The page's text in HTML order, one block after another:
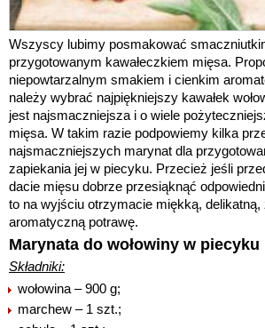
Wszyscy lubimy posmakować
przygotowanym kawałeczkiem mięsa.
niepowtarzalnym smakiem i cienkim
należy wybrać najpiękniejszy kawałek
jest najsmaczniejsza i o wiele
mięsa. W takim razie podpowiemy kilka
najsmaczniejszych marynat dla
zapiekania jej w piecyku. Przecież jeśli
dacie mięsu dobrze przesiąknąć
to na wyjściu otrzymacie miękką, delikatną,
aromatyczną potrawę.
Marynata do wołowiny w piecyku
Składniki:
wołowina – 900 g;
marchew – 1 szt.;